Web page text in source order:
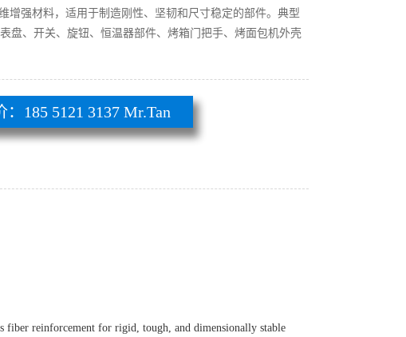
增强材料，适用于制造刚性、坚韧和尺寸稳定的部件。典型
盘、开关、旋钮、恒温器部件、烤箱门把手、烤面包机外壳
：185 5121 3137 Mr.Tan
reinforcement for rigid, tough, and dimensionally stable